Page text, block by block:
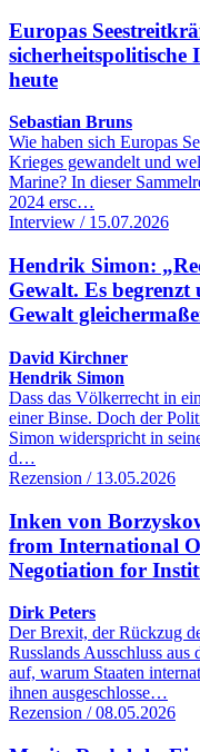
Europas
sicherheitspolitische
heute
Sebastian Bruns
Wie haben sich Europas
Krieges gewandelt und
Marine? In dieser
2024 ersc…
Interview / 15.07.2026
Hendrik Simon:
Gewalt. Es
Gewalt
David Kirchner
Hendrik Simon
Dass das Völkerrecht in
einer Binse. Doch der
Simon widerspricht in
d…
Rezension / 13.05.2026
Inken von
from International
Negotiation for
Dirk Peters
Der Brexit, der Rückzug
Russlands Ausschluss aus
auf, warum Staaten
ihnen ausgeschlosse…
Rezension / 08.05.2026